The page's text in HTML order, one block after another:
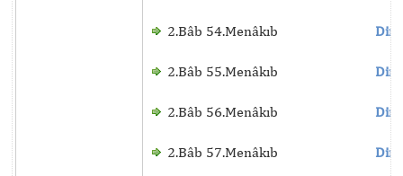
2.Bâb 54.Menâkıb
2.Bâb 55.Menâkıb
2.Bâb 56.Menâkıb
2.Bâb 57.Menâkıb